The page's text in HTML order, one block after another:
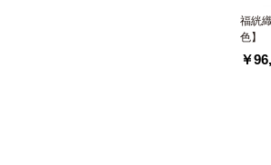
福絖
色】
￥